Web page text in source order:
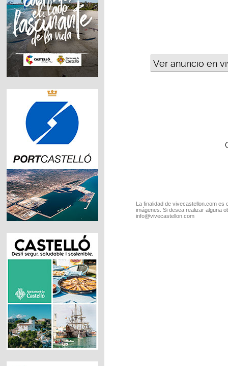
Ver anuncio en
La finalidad de vivecastellon.com
imágenes. Si desea realizar alguna
info@vivecastellon.com